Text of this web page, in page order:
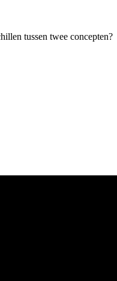
tussen twee concepten?